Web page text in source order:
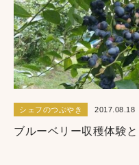
シェフのつぶやき 2017.08.18
ブルーベリー収穫体験